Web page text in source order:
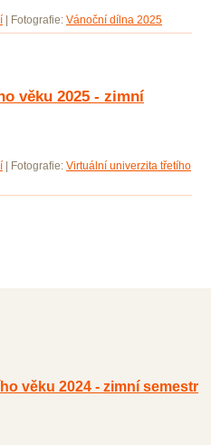
Fotografie: Vánoční dílna 2025
věku 2025 - zimní
Fotografie: Virtuální univerzita třetího
věku 2024 - zimní semestr